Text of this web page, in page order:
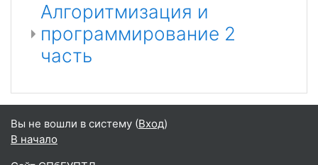
Алгоритмизация и
программирование 2
часть
Вы не вошли в систему (Вход)
В начало